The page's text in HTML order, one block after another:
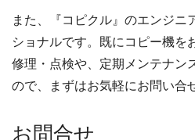
また、『コピクル』のエンジニ
ショナルです。既にコピー機を
修理・点検や、定期メンテナン
ので、まずはお気軽にお問い合
お問合せ